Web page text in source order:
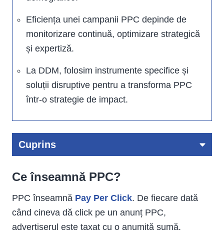
Eficiența unei campanii PPC depinde de
monitorizare continuă, optimizare strategică
și expertiză.
La DDM, folosim instrumente specifice și
soluții disruptive pentru a transforma PPC
într-o strategie de impact.
Cuprins
Ce inseamna PPC?
Ce inseamna CPC?
Rankingul anuntului
Quality Score
Ce înseamnă PPC?
PPC înseamnă Pay Per Click. De fiecare dată
când cineva dă click pe un anunț PPC,
advertiserul este taxat cu o anumită sumă.